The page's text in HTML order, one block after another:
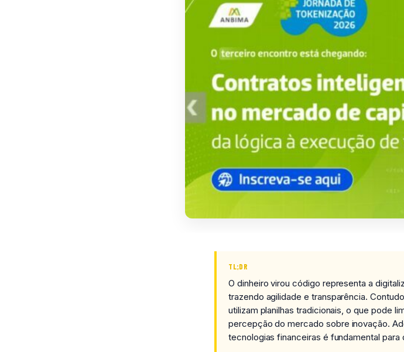
TL;DR
O dinheiro virou código representa a
trazendo agilidade e transparência.
utilizam planilhas tradicionais, o que pode
percepção do mercado sobre inovação.
tecnologias financeiras é fundamental